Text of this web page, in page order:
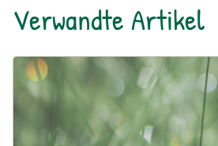
Verwandte Artikel
Naturmagazin: Mit Daten für die
Mit Daten für die Vielfalt: